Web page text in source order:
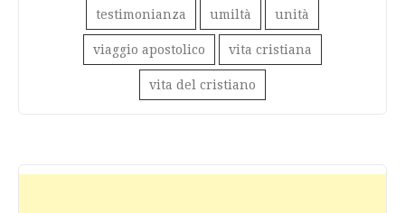
testimonianza umiltà unità
viaggio apostolico vita cristiana
vita del cristiano